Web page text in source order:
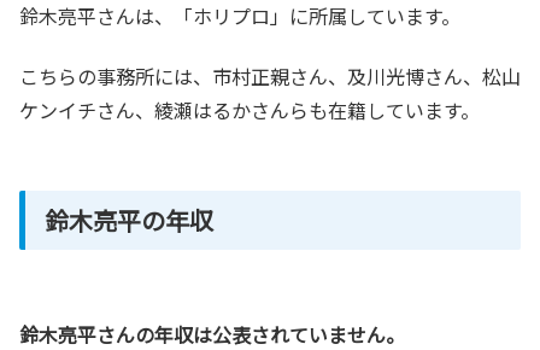
鈴木亮平さんは、「ホリプロ」に所属しています。
こちらの事務所には、市村正親さん、及川光博さん、松山
ケンイチさん、綾瀬はるかさんらも在籍しています。
鈴木亮平の年収
鈴木亮平さんの年収は公表されていません。